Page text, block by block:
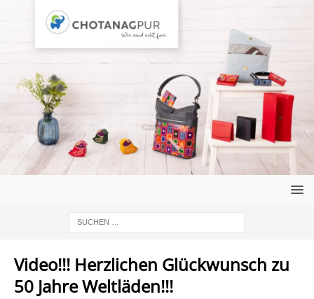
Video!!! Herzlichen Glückwunsch zu
50 Jahre Weltläden!!!